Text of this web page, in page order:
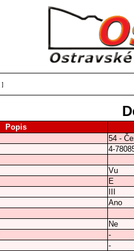
]
Popis
54 -
4-
Vu
E
Ano
Ne
-
-